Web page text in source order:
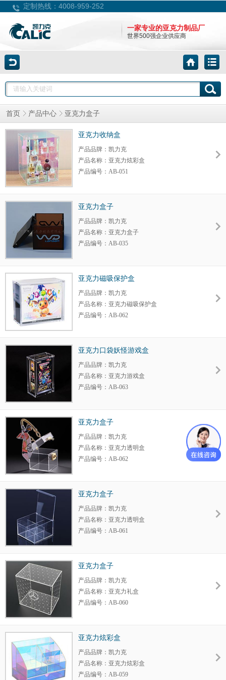
定制热线：4008-959-252
一家专业的亚克力制品厂
世界500强企业供应商
首页 产品中心 亚克力盒子
亚克力收纳盒
产品品牌：凯力克
产品名称：亚克力炫彩盒
产品编号：AB-051
产品颜色：定制
包装规格：定制
亚克力盒子
产品品牌：凯力克
产品名称：亚克力盒子
产品编号：AB-035
产品颜色：定制
包装规格：定制
亚克力磁吸保护盒
产品品牌：凯力克
产品名称：亚克力磁吸保护盒
产品编号：AB-062
产品颜色：定制
包装规格：定制
亚克力口袋妖怪游戏盒
产品品牌：凯力克
产品名称：亚克力游戏盒
产品编号：AB-063
产品颜色：定制
包装规格：定制
亚克力盒子
产品品牌：凯力克
产品名称：亚克力透明盒
产品编号：AB-062
产品颜色：定制
包装规格：定制
亚克力盒子
产品品牌：凯力克
产品名称：亚克力透明盒
产品编号：AB-061
产品颜色：定制
包装规格：定制
亚克力盒子
产品品牌：凯力克
产品名称：亚克力礼盒
产品编号：AB-060
产品颜色：定制
包装规格：定制
亚克力炫彩盒
产品品牌：凯力克
产品名称：亚克力炫彩盒
产品编号：AB-059